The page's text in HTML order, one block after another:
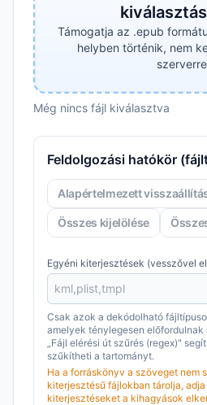
Támogatja az .epub
helyben történik, nem
szerverre
Még nincs fájl kiválasztva
Feldolgozási hatókör
Alapértelmezett
Összes kijelölése
Egyéni kiterjesztések (vesszővel
Csak azok a dekódolható
amelyek ténylegesen előfordulnak
„Fájl elérési út szűrés (regex)"
szűkítheti a tartományt.
Ha a forráskönyv a szöveget nem
kiterjesztésű fájlokban tárolja, adja
kiterjesztéseket a kihagyások